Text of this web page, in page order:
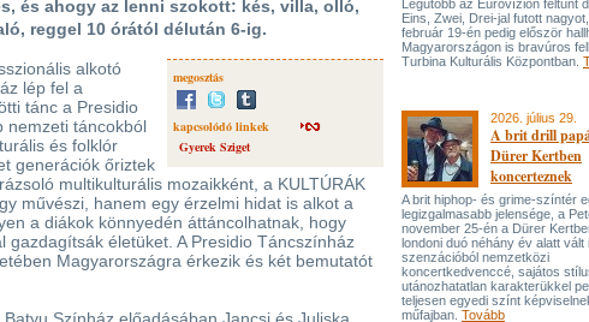
és ahogy az lenni szokott: kés, villa, olló,
reggel 10 órától délután 6-ig.
megosztás
kapcsolódó linkek
Gyerek Sziget
alkotó
lép fel a
tánc a Presidio
nemzeti táncokból
és folklór
generációk őriztek
multikulturális mozaikként, a KULTÚRÁK
művészi, hanem egy érzelmi hidat is alkot a
a diákok könnyedén áttáncolhatnak, hogy
gazdagítsák életüket. A Presidio Táncszínház
Magyarországra érkezik és két bemutatót
Legutóbb az Eurovízión feltűnt
Eins, Zwei, Drei-jal futott nagyot,
február 19-én pedig először
Magyarországon is bravúros
Turbina Kulturális Központban.
2026. július 29.
A brit drill
Dürer Kertben
koncerteznek
A brit hiphop- és grime-színtér
legizgalmasabb jelensége, a
november 25-én a Dürer
londoni duó néhány év alatt vált
szenzációból nemzetközi
koncertkedvenccé, sajátos
utánozhatatlan karakterükkel
teljesen egyedi színt
műfajban. Tovább